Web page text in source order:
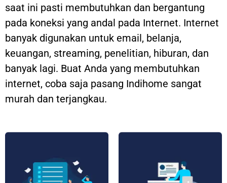
saat ini pasti membutuhkan dan bergantung
pada koneksi yang andal pada Internet. Internet
banyak digunakan untuk email, belanja,
keuangan, streaming, penelitian, hiburan, dan
banyak lagi. Buat Anda yang membutuhkan
internet, coba saja pasang Indihome sangat
murah dan terjangkau.